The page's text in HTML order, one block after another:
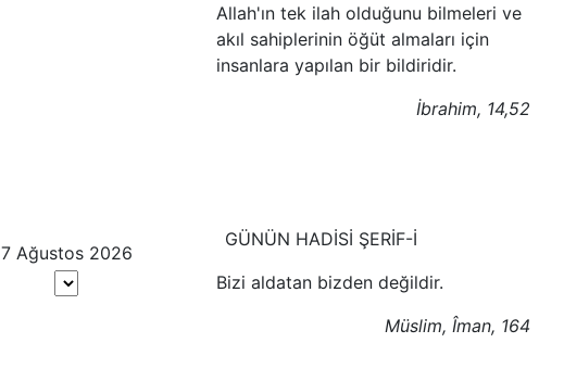
7 Ağustos 2026
Allah'ın tek ilah olduğunu bilmeleri ve
akıl sahiplerinin öğüt almaları için
insanlara yapılan bir bildiridir.
İbrahim, 14,52
GÜNÜN HADİSİ ŞERİF-İ
Bizi aldatan bizden değildir.
Müslim, Îman, 164